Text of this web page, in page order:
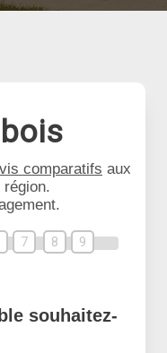
comparatifs aux
7 8 9
souhaitez-